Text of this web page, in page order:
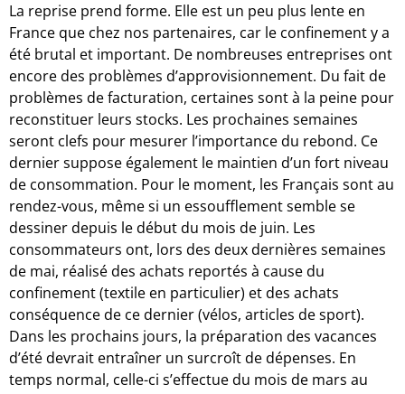
La reprise prend forme. Elle est un peu plus lente en
France que chez nos partenaires, car le confinement y a
été brutal et important. De nombreuses entreprises ont
encore des problèmes d’approvisionnement. Du fait de
problèmes de facturation, certaines sont à la peine pour
reconstituer leurs stocks. Les prochaines semaines
seront clefs pour mesurer l’importance du rebond. Ce
dernier suppose également le maintien d’un fort niveau
de consommation. Pour le moment, les Français sont au
rendez-vous, même si un essoufflement semble se
dessiner depuis le début du mois de juin. Les
consommateurs ont, lors des deux dernières semaines
de mai, réalisé des achats reportés à cause du
confinement (textile en particulier) et des achats
conséquence de ce dernier (vélos, articles de sport).
Dans les prochains jours, la préparation des vacances
d’été devrait entraîner un surcroît de dépenses. En
temps normal, celle-ci s’effectue du mois de mars au